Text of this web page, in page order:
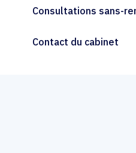
Consultations sans-
Contact du cabinet